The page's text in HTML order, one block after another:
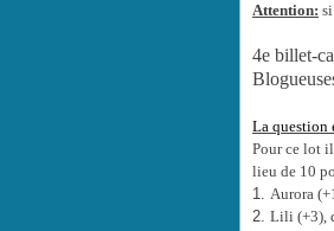
Attention:
4e billet-
La question
Pour ce lot
lieu de 10
Aurora
Lili (+3),